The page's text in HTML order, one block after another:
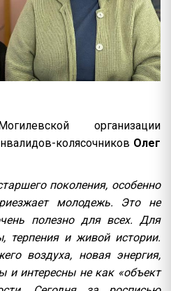
организации
колясочников Олег
поколения, особенно
молодежь. Это не
полезно для всех. Для
терпения и живой истории.
воздуха, новая энергия,
интересны не как «объект